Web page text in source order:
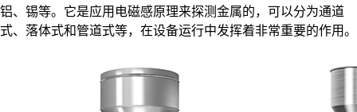
铝、锡等。它是应用电磁感原理来探测金属的，可以分为通道
式、落体式和管道式等，在设备运行中发挥着非常重要的作用。